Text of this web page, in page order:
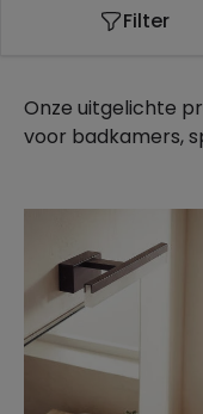
Filter
Onze uitgelichte
voor badkamers,